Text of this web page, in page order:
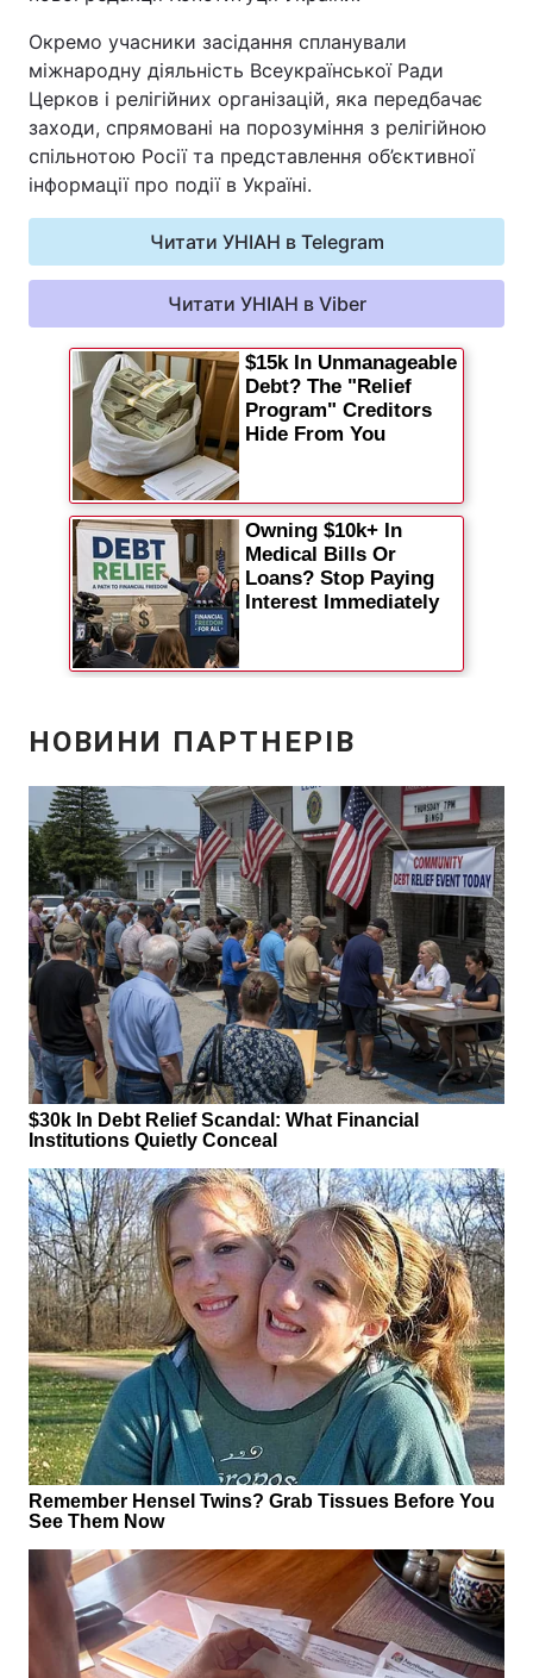
Окремо учасники засідання спланували
міжнародну діяльність Всеукраїнської Ради
Церков і релігійних організацій, яка передбачає
заходи, спрямовані на порозуміння з релігійною
спільнотою Росії та представлення об’єктивної
інформації про події в Україні.
Читати УНІАН в Telegram
Читати УНІАН в Viber